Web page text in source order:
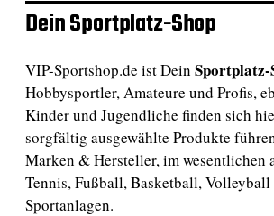
Dein Sportplatz-Shop
VIP-Sportshop.de ist Dein Sportplatz-
Hobbysportler, Amateure und Profis,
Kinder und Jugendliche finden sich
sorgfältig ausgewählte Produkte
Marken & Hersteller, im wesentlichen
Tennis, Fußball, Basketball,
Sportanlagen.